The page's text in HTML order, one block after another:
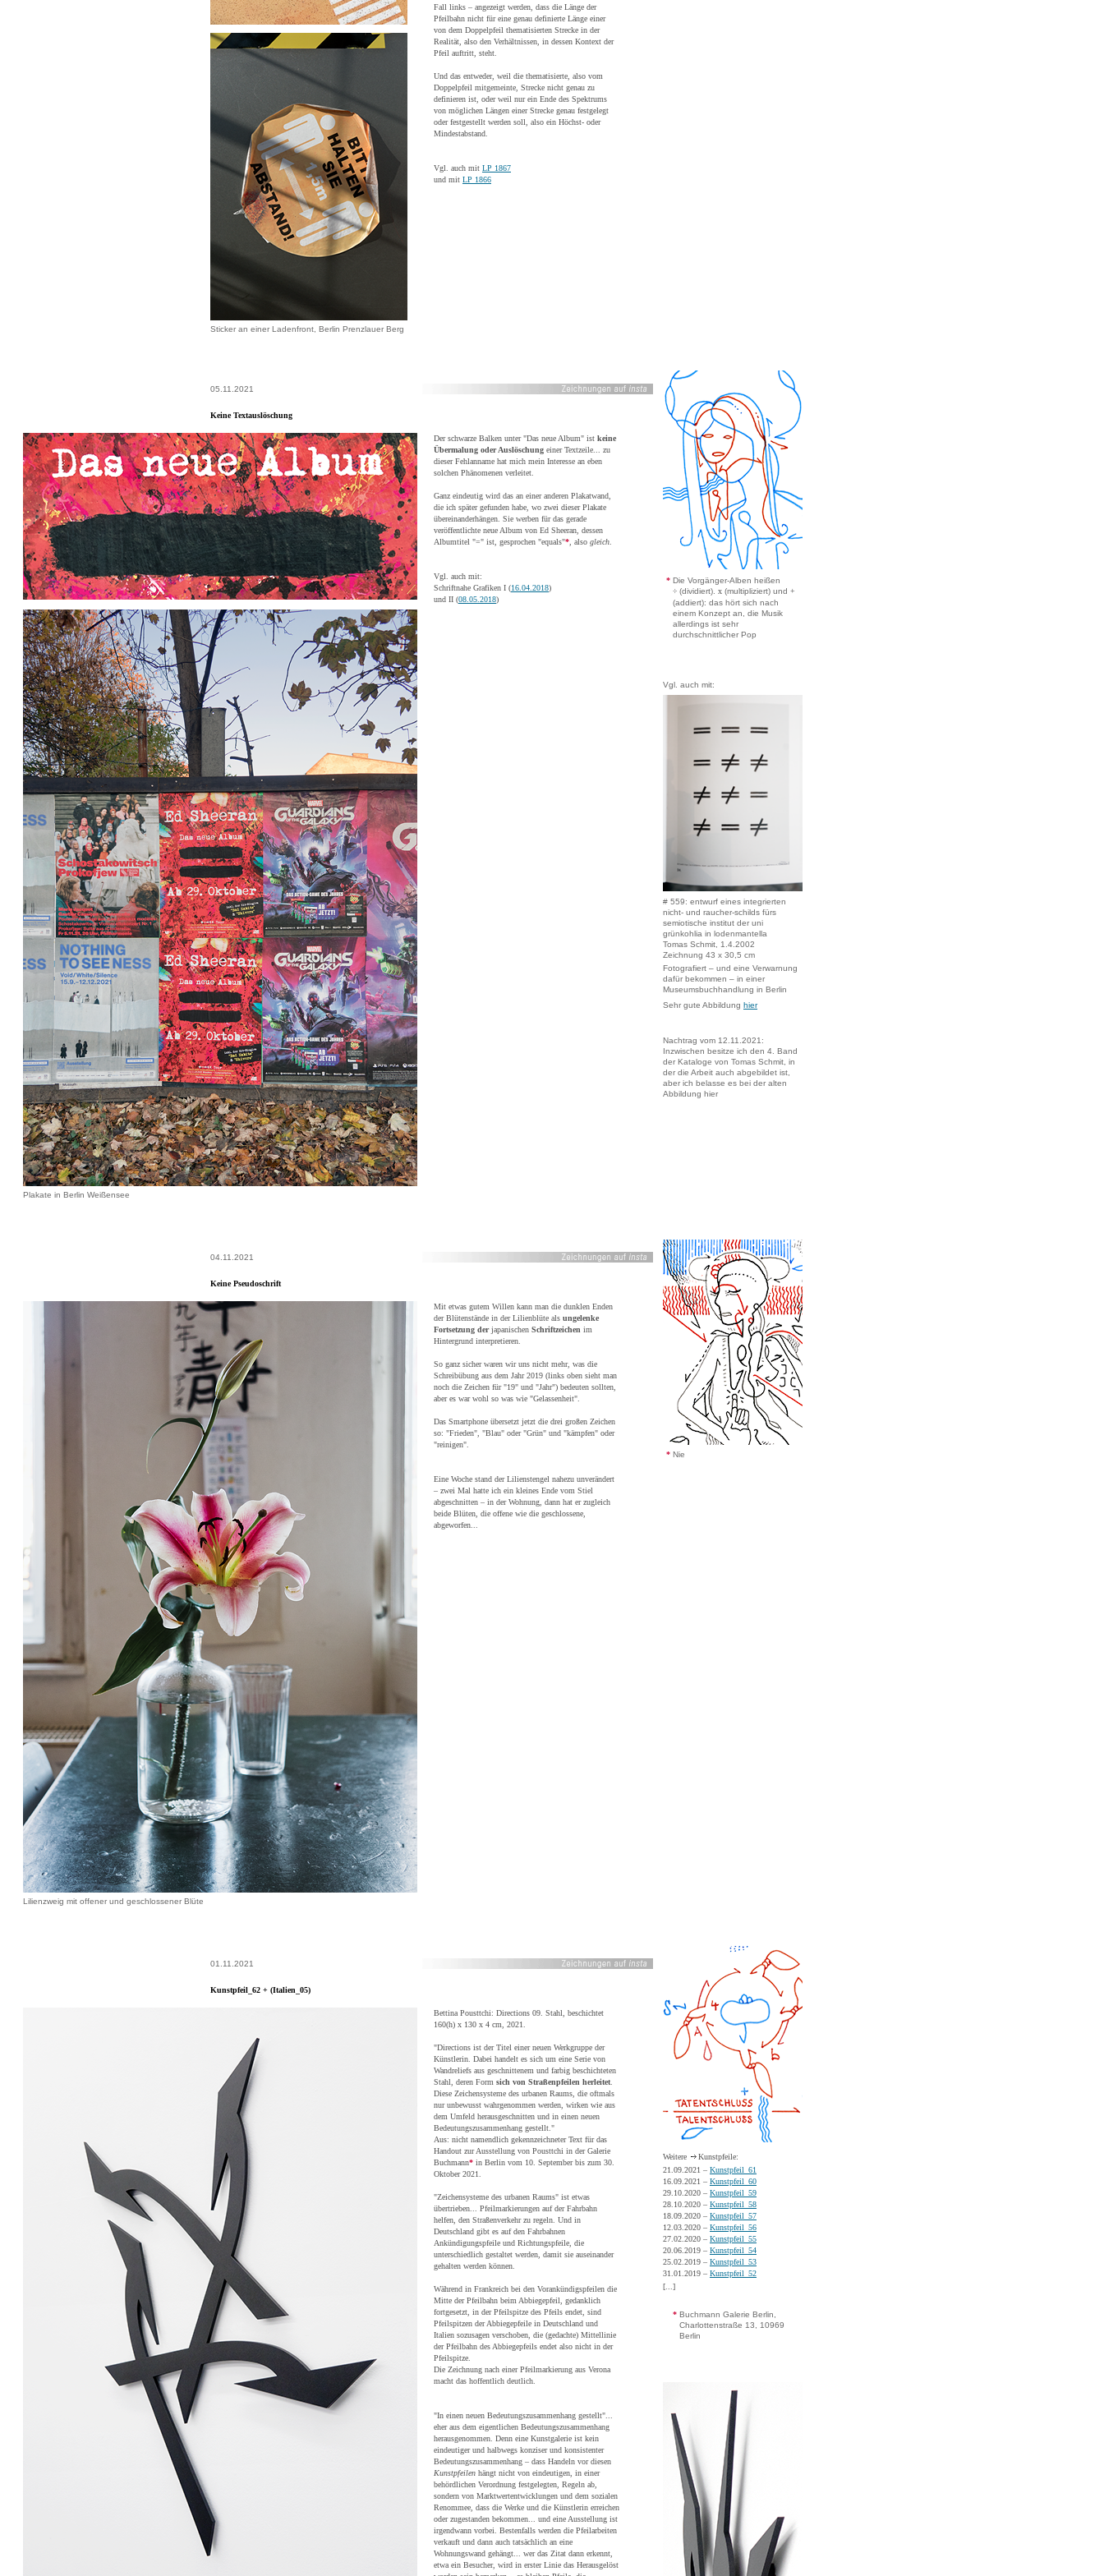
Sticker an einer Ladenfront, Berlin Prenzlauer Berg
Fall links – angezeigt werden, dass die Länge der
Pfeilbahn nicht für eine genau definierte Länge einer
von dem Doppelpfeil thematisierten Strecke in der
Realität, also den Verhältnissen, in dessen Kontext der
Pfeil auftritt, steht.
Und das entweder, weil die thematisierte, also vom
Doppelpfeil mitgemeinte, Strecke nicht genau zu
definieren ist, oder weil nur ein Ende des Spektrums
von möglichen Längen einer Strecke genau festgelegt
oder festgestellt werden soll, also ein Höchst- oder
Mindestabstand.
Vgl. auch mit LP 1867
und mit LP 1866
* Die Vorgänger-Alben heißen
÷ (dividiert). x (multipliziert) und +
(addiert): das hört sich nach
einem Konzept an, die Musik
allerdings ist sehr
durchschnittlicher Pop
Vgl. auch mit:
# 559: entwurf eines integrierten
nicht- und raucher-schilds fürs
semiotische institut der uni
grünkohlia in lodenmantella
Tomas Schmit, 1.4.2002
Zeichnung 43 x 30,5 cm
Fotografiert – und eine Verwarnung
dafür bekommen – in einer
Museumsbuchhandlung in Berlin
Sehr gute Abbildung hier
Nachtrag vom 12.11.2021:
Inzwischen besitze ich den 4. Band
der Kataloge von Tomas Schmit, in
der die Arbeit auch abgebildet ist,
aber ich belasse es bei der alten
Abbildung hier
05.11.2021
Keine Textauslöschung
Plakate in Berlin Weißensee
Der schwarze Balken unter "Das neue Album" ist keine
Übermalung oder Auslöschung einer Textzeile... zu
dieser Fehlanname hat mich mein Interesse an eben
solchen Phänomenen verleitet.
Ganz eindeutig wird das an einer anderen Plakatwand,
die ich später gefunden habe, wo zwei dieser Plakate
übereinanderhängen. Sie werben für das gerade
veröffentlichte neue Album von Ed Sheeran, dessen
Albumtitel "=" ist, gesprochen "equals"* , also gleich
Vgl. auch mit:
Schriftnahe Grafiken I (16.04.2018)
und II (08.05.2018)
* Nie
04.11.2021
Keine Pseudoschrift
Lilienzweig mit offener und geschlossener Blüte
Mit etwas gutem Willen kann man die dunklen Enden
der Blütenstände in der Lilienblüte als ungelenke
Fortsetzung derjapanischen Schriftzeichen im
Hintergrund interpretieren.
So ganz sicher waren wir uns nicht mehr, was die
Schreibübung aus dem Jahr 2019 (links oben sieht man
noch die Zeichen für "19" und "Jahr") bedeuten sollten,
aber es war wohl so was wie "Gelassenheit".
Das Smartphone übersetzt jetzt die drei großen Zeichen
so: "Frieden", "Blau" oder "Grün" und "kämpfen" oder
"reinigen".
Eine Woche stand der Lilienstengel nahezu unverändert
– zwei Mal hatte ich ein kleines Ende vom Stiel
abgeschnitten – in der Wohnung, dann hat er zugleich
beide Blüten, die offene wie die geschlossene,
abgeworfen...
Weitere
Kunstpfeile:
21.09.2021 – Kunstpfeil_61
16.09.2021 – Kunstpfeil_60
29.10.2020 – Kunstpfeil_59
28.10.2020 – Kunstpfeil_58
18.09.2020 – Kunstpfeil_57
12.03.2020 – Kunstpfeil_56
27.02.2020 – Kunstpfeil_55
20.06.2019 – Kunstpfeil_54
25.02.2019 – Kunstpfeil_53
31.01.2019 – Kunstpfeil_52
[...]
* Buchmann Galerie Berlin,
Charlottenstraße 13, 10969
Berlin
01.11.2021
Kunstpfeil_62 + (Italien_05)
Bettina Pousttchi: Directions 09. Stahl, beschichtet
160(h) x 130 x 4 cm, 2021.
"Directions ist der Titel einer neuen Werkgruppe der
Künstlerin. Dabei handelt es sich um eine Serie von
Wandreliefs aus geschnittenem und farbig beschichteten
Stahl, deren Form sich von Straßenpfeilen herleitet
Diese Zeichensysteme des urbanen Raums, die oftmals
nur unbewusst wahrgenommen werden, wirken wie aus
dem Umfeld herausgeschnitten und in einen neuen
Bedeutungszusammenhang gestellt."
Aus: nicht namendlich gekennzeichneter Text für das
Handout zur Ausstellung von Pousttchi in der Galerie
Buchmann* in Berlin vom 10. September bis zum 30.
Oktober 2021.
"Zeichensysteme des urbanen Raums" ist etwas
übertrieben... Pfeilmarkierungen auf der Fahrbahn
helfen, den Straßenverkehr zu regeln. Und in
Deutschland gibt es auf den Fahrbahnen
Ankündigungspfeile und Richtungspfeile, die
unterschiedlich gestaltet werden, damit sie auseinander
gehalten werden können.
Während in Frankreich bei den Vorankündigspfeilen die
Mitte der Pfeilbahn beim Abbiegepfeil, gedanklich
fortgesetzt, in der Pfeilspitze des Pfeils endet, sind
Pfeilspitzen der Abbiegepfeile in Deutschland und
Italien sozusagen verschoben, die (gedachte) Mittellinie
der Pfeilbahn des Abbiegepfeils endet also nicht in der
Pfeilspitze.
Die Zeichnung nach einer Pfeilmarkierung aus Verona
macht das hoffentlich deutlich.
"In einen neuen Bedeutungszusammenhang gestellt"...
eher aus dem eigentlichen Bedeutungszusammenhang
herausgenommen. Denn eine Kunstgalerie ist kein
eindeutiger und halbwegs konziser und konsistenter
Bedeutungszusammenhang – dass Handeln vor diesen
Kunstpfeilen hängt nicht von eindeutigen, in einer
behördlichen Verordnung festgelegten, Regeln ab,
sondern von Marktwertentwicklungen und dem sozialen
Renommee, dass die Werke und die Künstlerin erreichen
oder zugestanden bekommen... und eine Ausstellung ist
irgendwann vorbei. Bestenfalls werden die Pfeilarbeiten
verkauft und dann auch tatsächlich an eine
Wohnungswand gehängt... wer das Zitat dann erkennt,
etwa ein Besucher, wird in erster Linie das Herausgelöst